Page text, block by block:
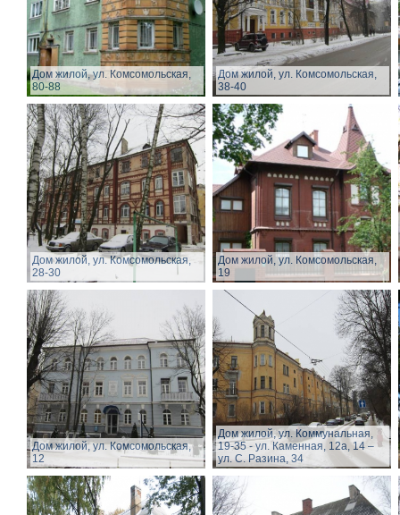
Дом жилой, ул. Комсомольская,
80-88
Дом жилой, ул. Комсомольская,
38-40
Дом жилой, ул. Комсомольская,
28-30
Дом жилой, ул. Комсомольская,
19
Дом жилой, ул. Комсомольская,
12
Дом жилой, ул. Коммунальная,
19-35 - ул. Каменная, 12а, 14 –
ул. С. Разина, 34